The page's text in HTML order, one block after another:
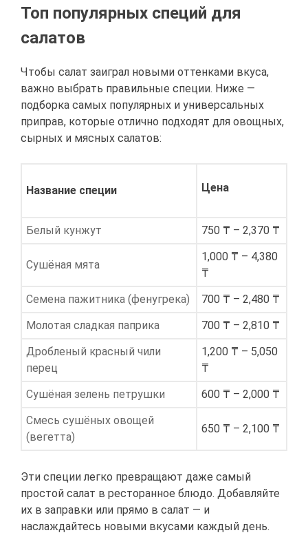
Топ популярных специй для
салатов
Чтобы салат заиграл новыми оттенками вкуса,
важно выбрать правильные специи. Ниже —
подборка самых популярных и универсальных
приправ, которые отлично подходят для овощных,
сырных и мясных салатов:
Название специи Цена
Белый кунжут 750 ₸ – 2,370 ₸
Сушёная мята
1,000 ₸ – 4,380
₸
Семена пажитника (фенугрека)
700 ₸ – 2,480 ₸
Молотая сладкая паприка
700 ₸ – 2,810 ₸
Дробленый красный чили
перец
1,200 ₸ – 5,050
₸
Сушёная зелень петрушки
600 ₸ – 2,000 ₸
Смесь сушёных овощей
(вегетта)
650 ₸ – 2,100 ₸
Эти специи легко превращают даже самый
простой салат в ресторанное блюдо. Добавляйте
их в заправки или прямо в салат — и
наслаждайтесь новыми вкусами каждый день.